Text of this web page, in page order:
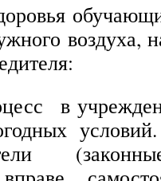
воздуха,
в